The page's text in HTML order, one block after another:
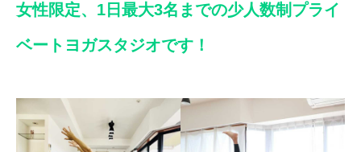
女性限定、1日最大3名までの少人数制プライ
ベートヨガスタジオです！